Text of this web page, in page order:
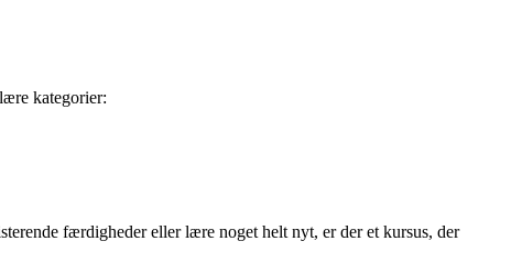
kategorier:
færdigheder eller lære noget helt nyt, er der et kursus, der